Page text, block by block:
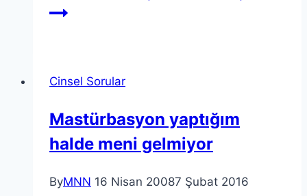
Cinsel Sorular
Mastürbasyon yaptığım
halde meni gelmiyor
ByMNN 16 Nisan 20087 Şubat 2016